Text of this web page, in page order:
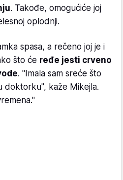
. Takođe, omogućiće joj
oplodnji.
spasa, a rečeno joj je i
što će ređe jesti crveno
. "Imala sam sreće što
doktorku", kaže Mikejla.